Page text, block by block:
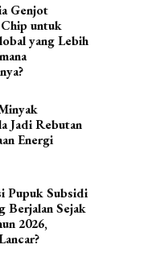
Genjot
untuk
yang Lebih
Jadi Rebutan
Energi
Pupuk Subsidi
Berjalan Sejak
2026,